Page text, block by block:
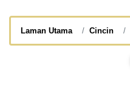
Laman Utama Cincin